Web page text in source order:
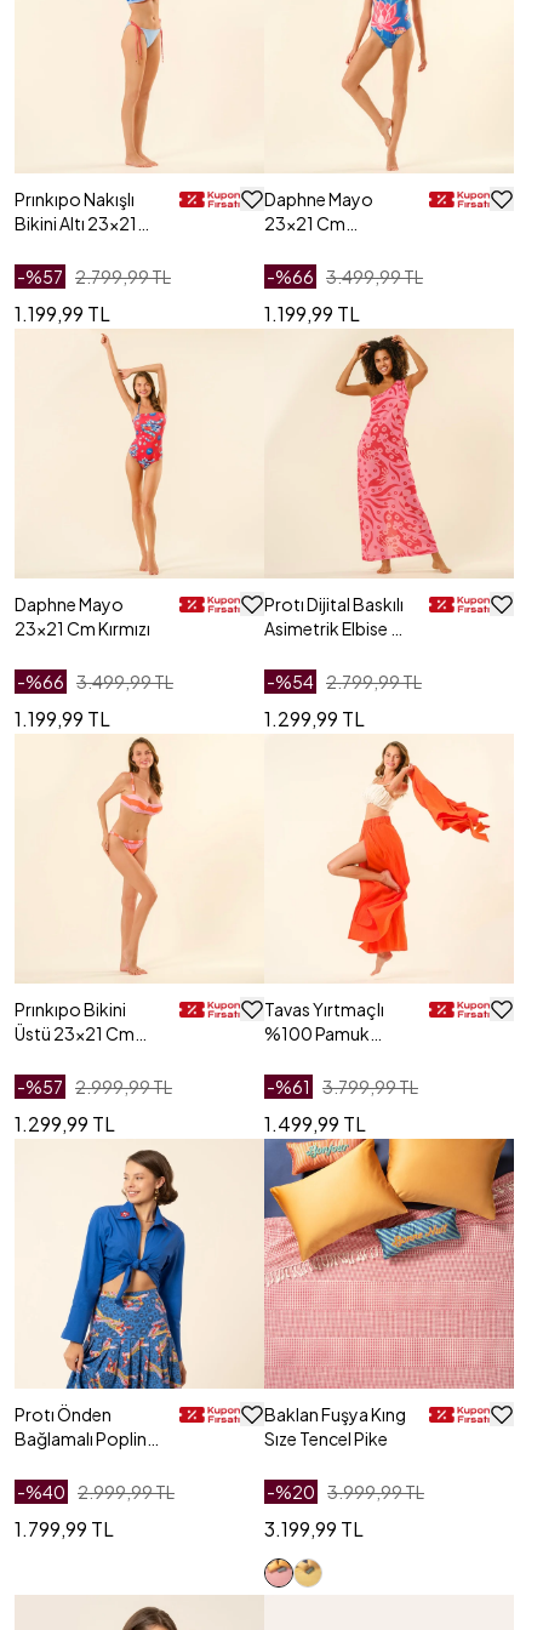
Prınkıpo Nakışlı
Bikini Altı 23x21
-%57 2.799,99 TL
1.199,99 TL
Daphne Mayo
23x21 Cm
-%66 3.499,99 TL
1.199,99 TL
Daphne Mayo
23x21 Cm Kırmızı
-%66 3.499,99 TL
1.199,99 TL
Protı Dijital Baskılı
Asimetrik Elbise -
-%54 2.799,99 TL
1.299,99 TL
Prınkıpo Bikini
Üstü 23x21 Cm
-%57 2.999,99 TL
1.299,99 TL
Tavas Yırtmaçlı
%100 Pamuk
Turuncu
-%61 3.799,99 TL
1.499,99 TL
Protı Önden
Bağlamalı Poplin
-%40 2.999,99 TL
1.799,99 TL
Baklan Fuşya Kıng
Sıze Tencel Pike
-%20 3.999,99 TL
3.199,99 TL